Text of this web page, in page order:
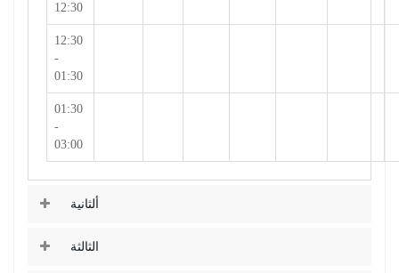
12:30
12:30
-
01:30
01:30
-
03:00
ألثانية
الثالثة